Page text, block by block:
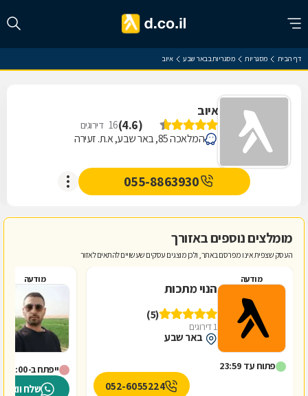
דף הבית מסגריות מסגריות בבאר שבע איוב
איוב
(
4.6
)
16 דירוגים
המלאכה 85, באר שבע, א.ת. זעירה
055-8863930
מומלצים נוספים באזורך
העסק שצפית אינו מפרסם באתר, ולכן מוצגים עסקים שעשויים להתאים לאזור
מודעה
הנוי מתכות
(5)
1 דירוגים
באר שבע
פתוח עד 23:59
052-6055224
מודעה
ייפתח ב-8:00
שלח